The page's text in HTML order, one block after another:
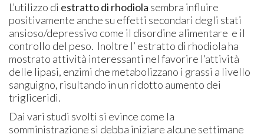
L’utilizzo di estratto di rhodiola sembra influire
positivamente anche su effetti secondari degli stati
ansioso/depressivo come il disordine alimentare e il
controllo del peso. Inoltre l’ estratto di rhodiola ha
mostrato attività interessanti nel favorire l’attività
delle lipasi, enzimi che metabolizzano i grassi a livello
sanguigno, risultando in un ridotto aumento dei
trigliceridi.
Dai vari studi svolti si evince come la
somministrazione si debba iniziare alcune settimane